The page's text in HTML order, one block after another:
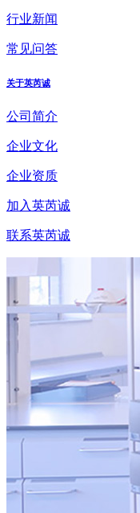
行业新闻
常见问答
关于英芮诚
公司简介
企业文化
企业资质
加入英芮诚
联系英芮诚